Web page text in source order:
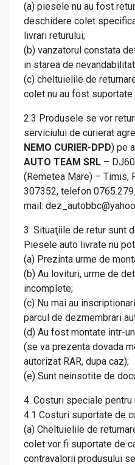
(a) piesele nu au fost
deschidere colet
livrari returului;
(b) vanzatorul constata
in starea de
(c) cheltuielile de
colet nu au fost
2.3 Produsele se vor
serviciului de curierat
NEMO CURIER-DPD) pe
AUTO TEAM SRL –
(Remetea Mare) – Timis,
307352, telefon
mail:
3. Situaţiile de retur sunt
Piesele auto livrate nu
(a) Prezinta urme de
(b) Au lovituri, urme de
incomplete;
(c) Nu mai au
parcul de dezmembrari
(d) Au fost montate intr-
(se va prezenta dovada
autorizat RAR, dupa caz);
(e) Sunt neinsotite de
4. Costuri speciale pentru
4.1 Costuri suportate de
(a) Cheltuielile de
colet vor fi suportate de
contravalorii produsului